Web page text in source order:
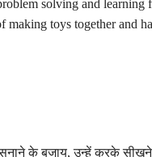
solving and learning
making toys together and
के बजाय, उन्हें करके